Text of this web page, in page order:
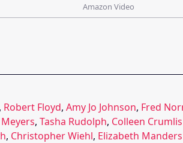
Amazon Video
, Robert Floyd, Amy Jo Johnson, Fred
, Tasha Rudolph, Colleen
, Christopher Wiehl, Elizabeth